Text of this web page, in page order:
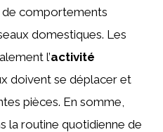
de comportements
domestiques. Les
l’activité
doivent se déplacer et
pièces. En somme,
la routine quotidienne de